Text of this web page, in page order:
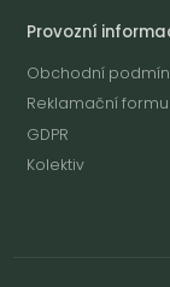
Provozní
Obchodní
Reklamační
GDPR
Kolektiv